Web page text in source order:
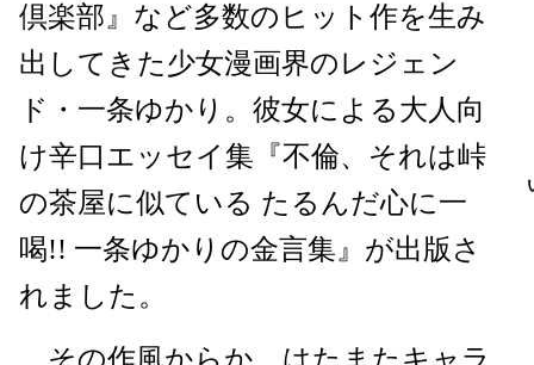
倶楽部』など多数のヒット作を生み
出してきた少女漫画界のレジェン
ド・一条ゆかり。彼女による大人向
け辛口エッセイ集『不倫、それは峠
の茶屋に似ている たるんだ心に一
喝!! 一条ゆかりの金言集』が出版さ
れました。